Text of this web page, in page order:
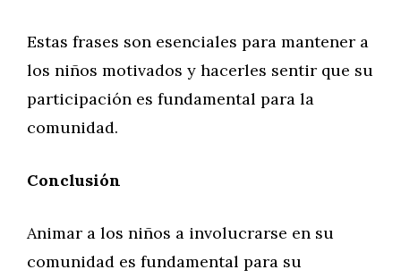
Estas frases son esenciales para mantener a
los niños motivados y hacerles sentir que su
participación es fundamental para la
comunidad.
Conclusión
Animar a los niños a involucrarse en su
comunidad es fundamental para su